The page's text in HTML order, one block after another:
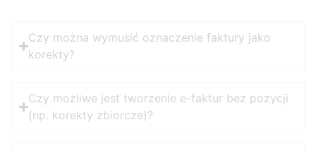
Czy można wymusić oznaczenie faktury jako
korekty?
Czy możliwe jest tworzenie e-faktur bez pozycji
(np. korekty zbiorcze)?